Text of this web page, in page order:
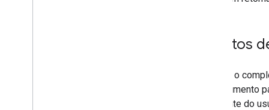
Objetos
Quando o
um argumento
do cliente do